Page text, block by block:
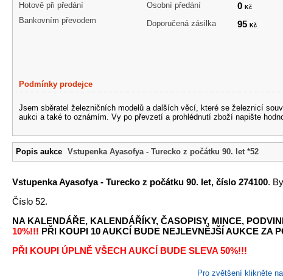
Hotově při předání
Bankovním převodem
Osobní předání
0Kč
Doporučená zásilka 95Kč
Podmínky prodejce
Jsem sběratel železničních modelů a dalších věcí, které se železnicí
aukci a také to oznámím. Vy po převzetí a prohlédnutí zboží napište
Popis aukce Vstupenka Ayasofya - Turecko z počátku 90. let *52
Vstupenka Ayasofya - Turecko z počátku 90. let, číslo 274100.
Číslo 52.
NA KALENDÁŘE, KALENDÁŘÍKY, ČASOPISY, MINCE,
10%!!! PŘI KOUPI 10 AUKCÍ BUDE NEJLEVNĚJŠÍ AUKCE ZA
PŘI KOUPI ÚPLNĚ VŠECH AUKCÍ BUDE SLEVA 50%!!!
Pro zvětšení klikněte